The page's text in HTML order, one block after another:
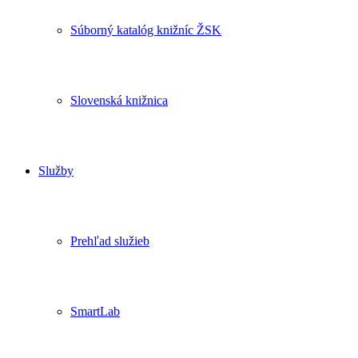
Súborný katalóg knižníc ŽSK
Slovenská knižnica
Služby
Prehľad služieb
SmartLab